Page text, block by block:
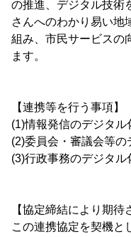
の推進、デジタル技術
さんへのわかり易い地
組み、市民サービスの
ます。
【連携等を行う事項】
(1)情報発信のデジタル
(2)委員会・審議会等の
(3)行政事務のデジタル
【協定締結により期待
この連携協定を契機と